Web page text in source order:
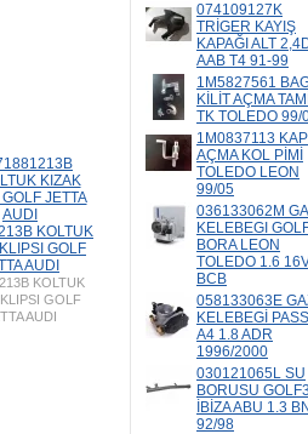
074109127K
TRİGER KAYIŞ
KAPAĞI ALT
AAB T4 91-99
1M5827561
KİLİT AÇMA
TK TOLEDO 99/
1M0837113
AÇMA KOL PİMİ
TOLEDO LEON
99/05
036133062M
KELEBEGI
BORA LEON
TOLEDO 1.6
BCB
058133063E
KELEBEGİ
A4 1.8 ADR
1996/2000
030121065L SU
BORUSU GOLF3
İBİZA ABU 1.3
92/98
KOLTUK
GOLF
AUDI
KOLTUK
GOLF
AUDI